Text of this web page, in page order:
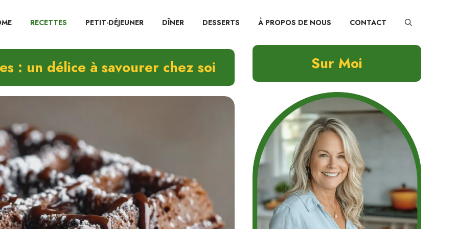
RECETTES PETIT-DÉJEUNER DÎNER DESSERTS À PROPOS DE NOUS CONTACT
: un délice à savourer chez soi Sur Moi